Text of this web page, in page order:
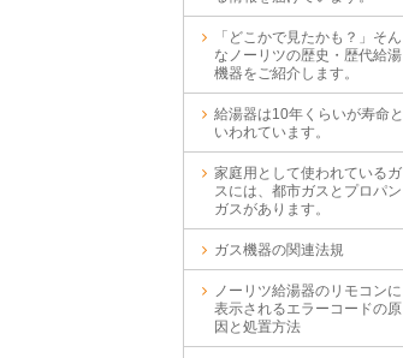
「どこかで見たかも？」そん
なノーリツの歴史・歴代給湯
機器をご紹介します。
給湯器は10年くらいが寿命と
いわれています。
家庭用として使われているガ
スには、都市ガスとプロパン
ガスがあります。
ガス機器の関連法規
ノーリツ給湯器のリモコンに
表示されるエラーコードの原
因と処置方法